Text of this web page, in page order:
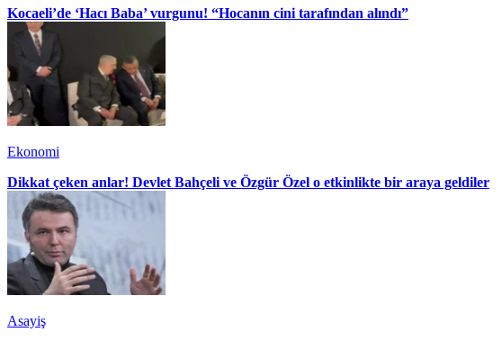
Kocaeli’de ‘Hacı Baba’ vurgunu! “Hocanın cini tarafından alındı”
Ekonomi
Dikkat çeken anlar! Devlet Bahçeli ve Özgür Özel o etkinlikte bir araya geldiler
Asayiş